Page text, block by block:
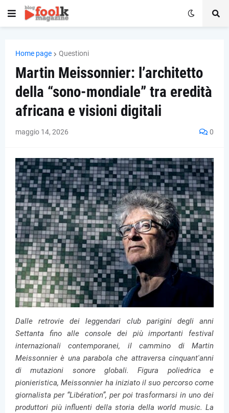
Home page Questioni
Martin Meissonnier: l’architetto
della “sono-mondiale” tra eredità
africana e visioni digitali
maggio 14, 2026 0
Dalle retrovie dei leggendari club parigini degli anni
Settanta fino alle console dei più importanti festival
internazionali contemporanei, il cammino di Martin
Meissonnier è una parabola che attraversa cinquant'anni
di mutazioni sonore globali. Figura poliedrica e
pionieristica, Meissonnier ha iniziato il suo percorso come
giornalista per “Libération”, per poi trasformarsi in uno dei
produttori più influenti della storia della world music. La